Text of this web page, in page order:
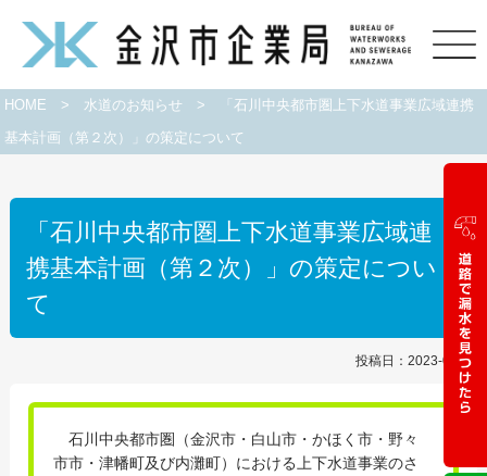
HOME > 水道のお知らせ >
「石川中央都市圏上下水道事業広域連携
基本計画（第２次）」の策定について
「石川中央都市圏上下水道事業広域連
携基本計画（第２次）」の策定につい
て
投稿日：2023-02-22
石川中央都市圏（金沢市・白山市・かほく市・野々
市市・津幡町及び内灘町）における上下水道事業のさ